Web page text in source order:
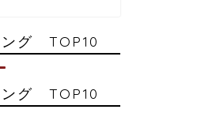
ング TOP10
ング TOP10